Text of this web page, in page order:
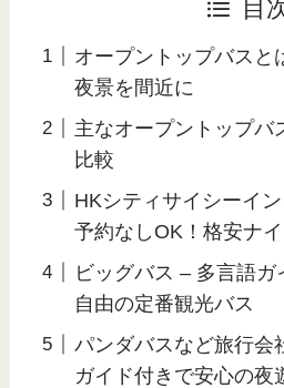
目
オープントップバスと
夜景を間近に
主なオープントップバ
比較
HKシティサイシーイ
予約なしOK！格安ナ
ビッグバス – 多言語ガ
自由の定番観光バス
パンダバスなど旅行会
ガイド付きで安心の夜